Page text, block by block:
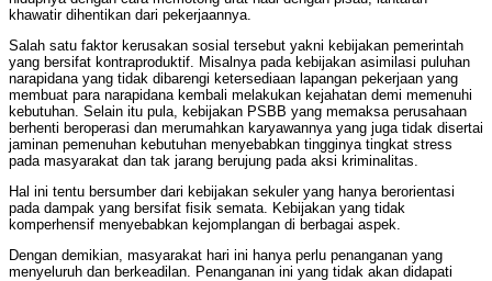
khawatir dihentikan dari pekerjaannya.
Salah satu faktor kerusakan sosial tersebut yakni kebijakan pemerintah
yang bersifat kontraproduktif. Misalnya pada kebijakan asimilasi puluhan
narapidana yang tidak dibarengi ketersediaan lapangan pekerjaan yang
membuat para narapidana kembali melakukan kejahatan demi memenuhi
kebutuhan. Selain itu pula, kebijakan PSBB yang memaksa perusahaan
berhenti beroperasi dan merumahkan karyawannya yang juga tidak disertai
jaminan pemenuhan kebutuhan menyebabkan tingginya tingkat stress
pada masyarakat dan tak jarang berujung pada aksi kriminalitas.
Hal ini tentu bersumber dari kebijakan sekuler yang hanya berorientasi
pada dampak yang bersifat fisik semata. Kebijakan yang tidak
komperhensif menyebabkan kejomplangan di berbagai aspek.
Dengan demikian, masyarakat hari ini hanya perlu penanganan yang
menyeluruh dan berkeadilan. Penanganan ini yang tidak akan didapati